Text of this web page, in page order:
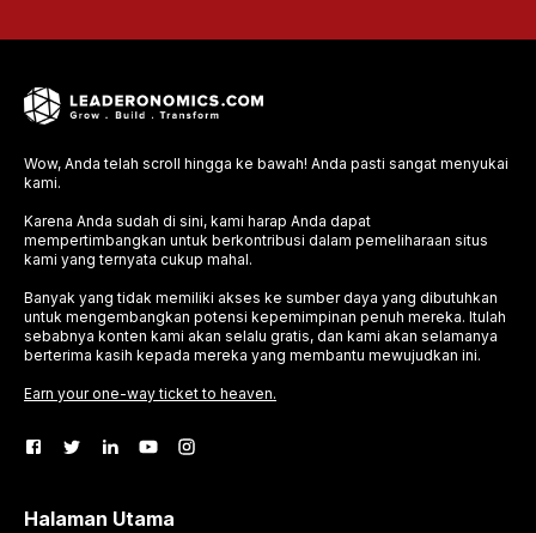
Wow, Anda telah scroll hingga ke bawah! Anda pasti sangat menyukai
kami.
Karena Anda sudah di sini, kami harap Anda dapat
mempertimbangkan untuk berkontribusi dalam pemeliharaan situs
kami yang ternyata cukup mahal.
Banyak yang tidak memiliki akses ke sumber daya yang dibutuhkan
untuk mengembangkan potensi kepemimpinan penuh mereka. Itulah
sebabnya konten kami akan selalu gratis, dan kami akan selamanya
berterima kasih kepada mereka yang membantu mewujudkan ini.
Earn your one-way ticket to heaven.
Halaman Utama